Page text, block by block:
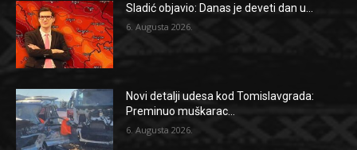
Sladić objavio: Danas je deveti dan u...
6. Augusta 2026.
Novi detalji udesa kod Tomislavgrada:
Preminuo muškarac...
6. Augusta 2026.